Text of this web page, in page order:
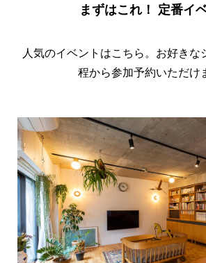
まずはこれ！ 定番イ
人気のイベントはこちら。お好きな
程から参加予約いただけ